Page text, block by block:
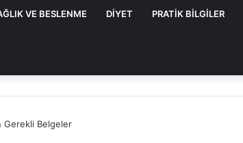
VE BESLENME DIYET PRATIK BILGILER
Gerekli Belgeler